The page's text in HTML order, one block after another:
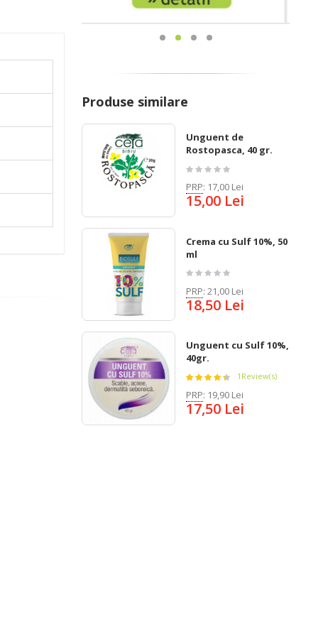
Produse similare
Unguent de
Rostopasca, 40 gr.
PRP: 17,00 Lei
15,00 Lei
Crema cu Sulf 10%, 50
ml
PRP: 21,00 Lei
18,50 Lei
Unguent cu Sulf 10%,
40gr.
1 Review(s)
PRP: 19,90 Lei
17,50 Lei